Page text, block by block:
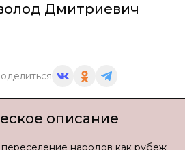
Дмитриевич
описание
народов как рубеж